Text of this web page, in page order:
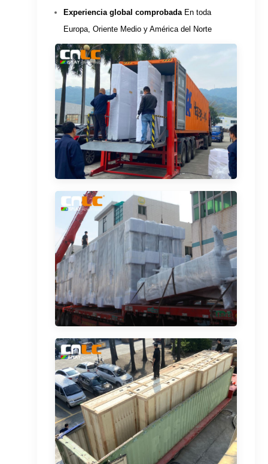
Experiencia global comprobada En toda
Europa, Oriente Medio y América del Norte